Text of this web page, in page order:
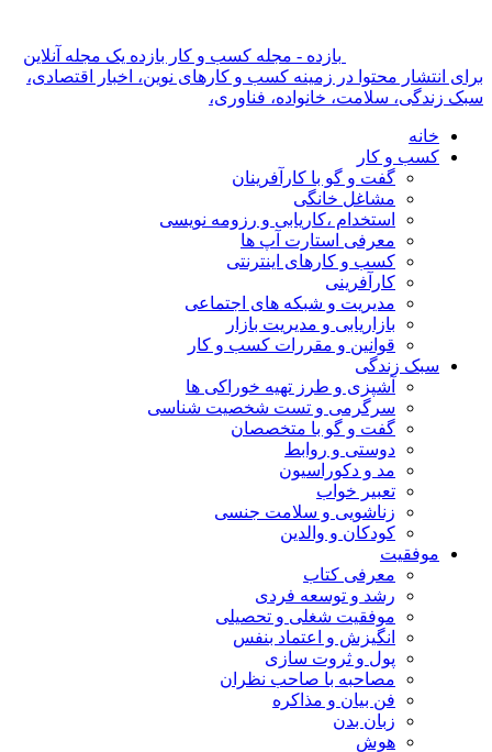
بازده - مجله کسب و کار بازده یک مجله آنلاین
برای انتشار محتوا در زمینه کسب و کارهای نوین، اخبار اقتصادی،
سبک زندگی، سلامت، خانواده، فناوری،
خانه
کسب و کار
گفت و گو با کارآفرینان
مشاغل خانگی
استخدام ،کاریابی و رزومه نویسی
معرفی استارت آپ ها
کسب و کارهای اینترنتی
کارآفرینی
مدیریت و شبکه های اجتماعی
بازاریابی و مدیریت بازار
قوانین و مقررات کسب و کار
سبک زندگی
آشپزی و طرز تهیه خوراکی ها
سرگرمی و تست شخصیت شناسی
گفت و گو با متخصصان
دوستی و روابط
مد و دکوراسیون
تعبیر خواب
زناشویی و سلامت جنسی
کودکان و والدین
موفقیت
معرفی کتاب
رشد و توسعه فردی
موفقیت شغلی و تحصیلی
انگیزش و اعتماد بنفس
پول و ثروت سازی
مصاحبه با صاحب نظران
فن بیان و مذاکره
زبان بدن
هوش